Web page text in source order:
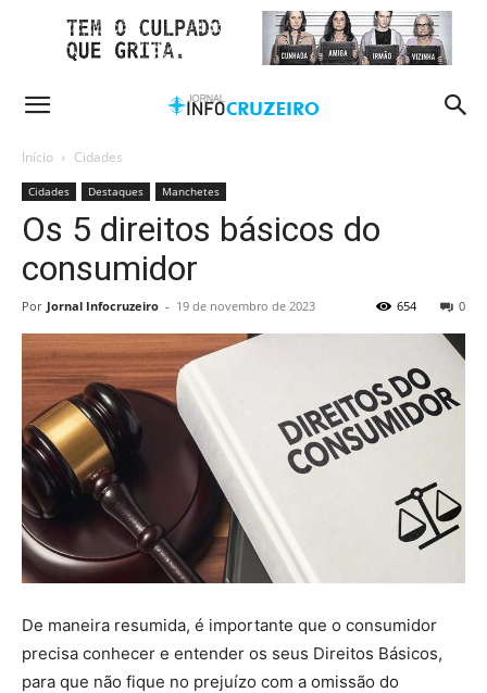
Início Cidades
Cidades Destaques Manchetes
Os 5 direitos básicos do
consumidor
Por Jornal Infocruzeiro - 19 de novembro de 2023 0
654
De maneira resumida, é importante que o consumidor
precisa conhecer e entender os seus Direitos Básicos,
para que não fique no prejuízo com a omissão do